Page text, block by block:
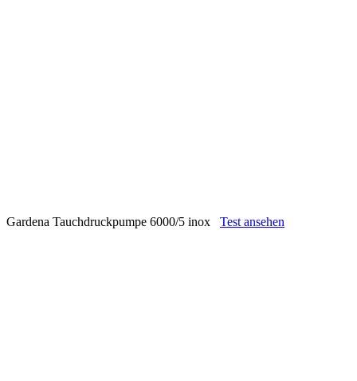
Gardena Tauchdruckpumpe 6000/5 inox Test ansehen